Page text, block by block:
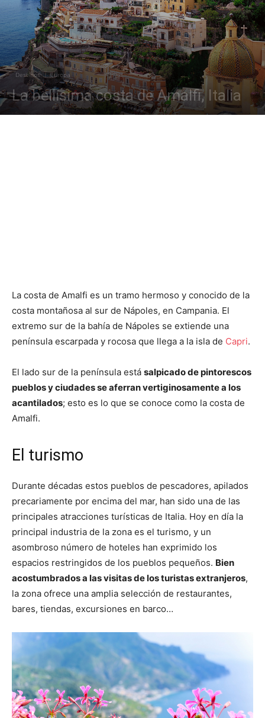
Destinos Europa
La bellísima costa de Amalfi, Italia
La costa de Amalfi es un tramo hermoso y conocido de la
costa montañosa al sur de Nápoles, en Campania. El
extremo sur de la bahía de Nápoles se extiende una
península escarpada y rocosa que llega a la isla de Capri.
El lado sur de la península está salpicado de pintorescos
pueblos y ciudades se aferran vertiginosamente a los
acantilados; esto es lo que se conoce como la costa de
Amalfi.
El turismo
Durante décadas estos pueblos de pescadores, apilados
precariamente por encima del mar, han sido una de las
principales atracciones turísticas de Italia. Hoy en día la
principal industria de la zona es el turismo, y un
asombroso número de hoteles han exprimido los
espacios restringidos de los pueblos pequeños. Bien
acostumbrados a las visitas de los turistas extranjeros,
la zona ofrece una amplia selección de restaurantes,
bares, tiendas, excursiones en barco…